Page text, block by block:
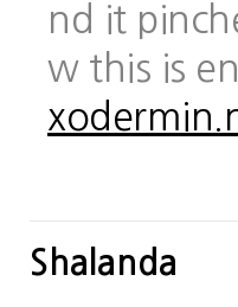
nd it
w this is
Shalanda